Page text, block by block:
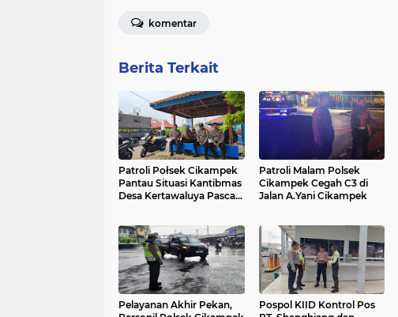
komentar
Berita Terkait
Patroli Połsek Cikampek
Pantau Situasi Kantibmas
Desa Kertawaluya Pasca
Patroli Malam Polsek
Cikampek Cegah C3 di
Jalan A.Yani Cikampek
Pelayanan Akhir Pekan,
Pospol KIID Kontrol Pos